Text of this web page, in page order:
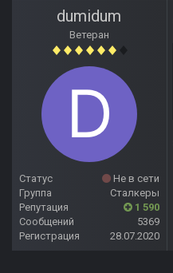
dumidum
Ветеран
Статус
Не в сети
Группа
Сталкеры
Репутация
1 590
Сообщений
5369
Регистрация
28.07.2020